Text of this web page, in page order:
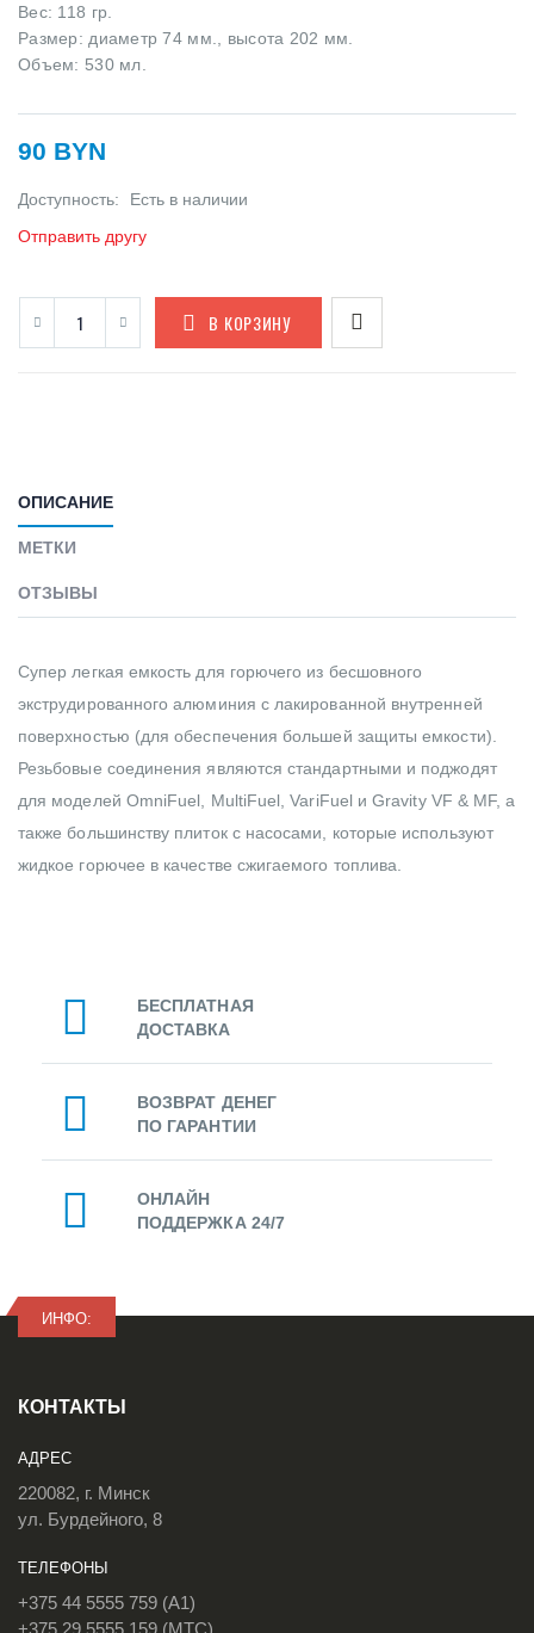
Вес: 118 гр.
Размер: диаметр 74 мм., высота 202 мм.
Объем: 530 мл.
90 BYN
Доступность:
Есть в наличии
Отправить другу
В КОРЗИНУ
ОПИСАНИЕ
МЕТКИ
ОТЗЫВЫ
Супер легкая емкость для горючего из бесшовного
экструдированного алюминия с лакированной внутренней
поверхностью (для обеспечения большей защиты емкости).
Резьбовые соединения являются стандартными и поджодят
для моделей OmniFuel, MultiFuel, VariFuel и Gravity VF & MF, а
также большинству плиток с насосами, которые используют
жидкое горючее в качестве сжигаемого топлива.
БЕСПЛАТНАЯ
ДОСТАВКА
ВОЗВРАТ ДЕНЕГ
ПО ГАРАНТИИ
ОНЛАЙН
ПОДДЕРЖКА 24/7
ИНФО:
КОНТАКТЫ
АДРЕС
220082, г. Минск
ул. Бурдейного, 8
ТЕЛЕФОНЫ
+375 44 5555 759 (A1)